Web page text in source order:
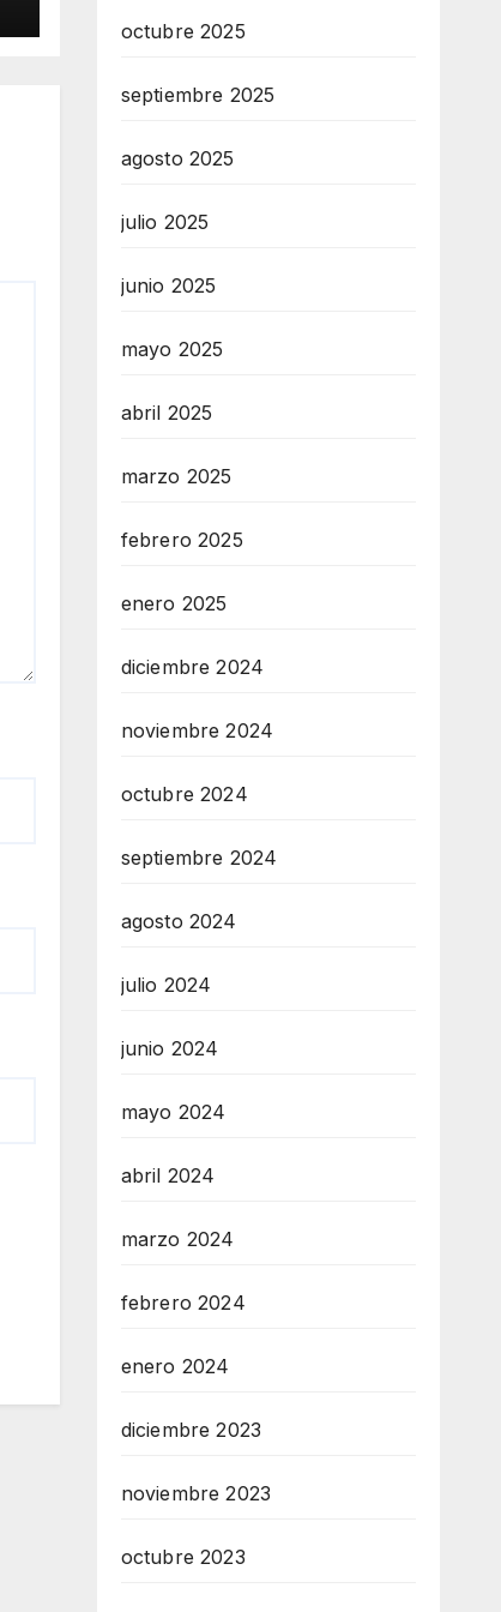
octubre 2025
septiembre 2025
agosto 2025
julio 2025
junio 2025
mayo 2025
abril 2025
marzo 2025
febrero 2025
enero 2025
diciembre 2024
noviembre 2024
octubre 2024
septiembre 2024
agosto 2024
julio 2024
junio 2024
mayo 2024
abril 2024
marzo 2024
febrero 2024
enero 2024
diciembre 2023
noviembre 2023
octubre 2023